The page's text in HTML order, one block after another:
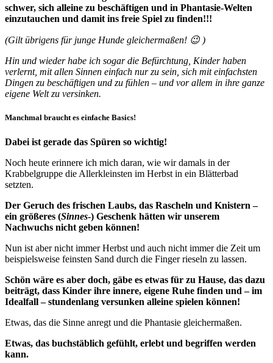
schwer, sich alleine zu beschäftigen und in Phantasie-Welten
einzutauchen und damit ins freie Spiel zu finden!!!
(Gilt übrigens für junge Hunde gleichermaßen! 😉 )
Hin und wieder habe ich sogar die Befürchtung, Kinder haben
verlernt, mit allen Sinnen einfach nur zu sein, sich mit einfachsten
Dingen zu beschäftigen und zu fühlen – und vor allem in ihre ganze
eigene Welt zu versinken.
Manchmal braucht es einfache Basics!
Dabei ist gerade das Spüren so wichtig!
Noch heute erinnere ich mich daran, wie wir damals in der
Krabbelgruppe die Allerkleinsten im Herbst in ein Blätterbad
setzten.
Der Geruch des frischen Laubs, das Rascheln und Knistern –
ein größeres (Sinnes-) Geschenk hätten wir unserem
Nachwuchs nicht geben können!
Nun ist aber nicht immer Herbst und auch nicht immer die Zeit um
beispielsweise feinsten Sand durch die Finger rieseln zu lassen.
Schön wäre es aber doch, gäbe es etwas für zu Hause, das dazu
beiträgt, dass Kinder ihre innere, eigene Ruhe finden und – im
Idealfall – stundenlang versunken alleine spielen können!
Etwas, das die Sinne anregt und die Phantasie gleichermaßen.
Etwas, das buchstäblich gefühlt, erlebt und begriffen werden
kann.